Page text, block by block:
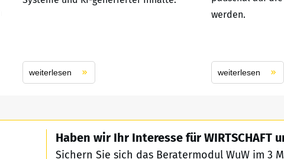
weiterlesen
werden.
weiterlesen
Haben wir Ihr Interesse für WIRTSCHAFT
Sichern Sie sich das Beratermodul WuW im 3